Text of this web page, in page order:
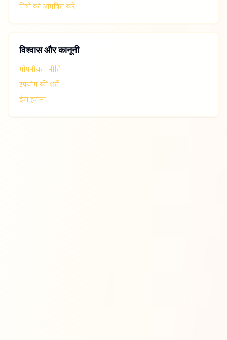
मित्रों को आमंत्रित करें
विश्वास और कानूनी
गोपनीयता नीति
उपयोग की शर्तें
डेटा हटाना